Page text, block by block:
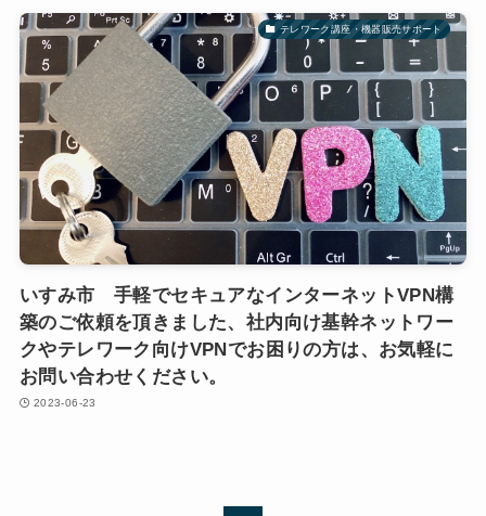
テレワーク講座・機器販売サポート
いすみ市 手軽でセキュアなインターネットVPN構
築のご依頼を頂きました、社内向け基幹ネットワー
クやテレワーク向けVPNでお困りの方は、お気軽に
お問い合わせください。
2023-06-23